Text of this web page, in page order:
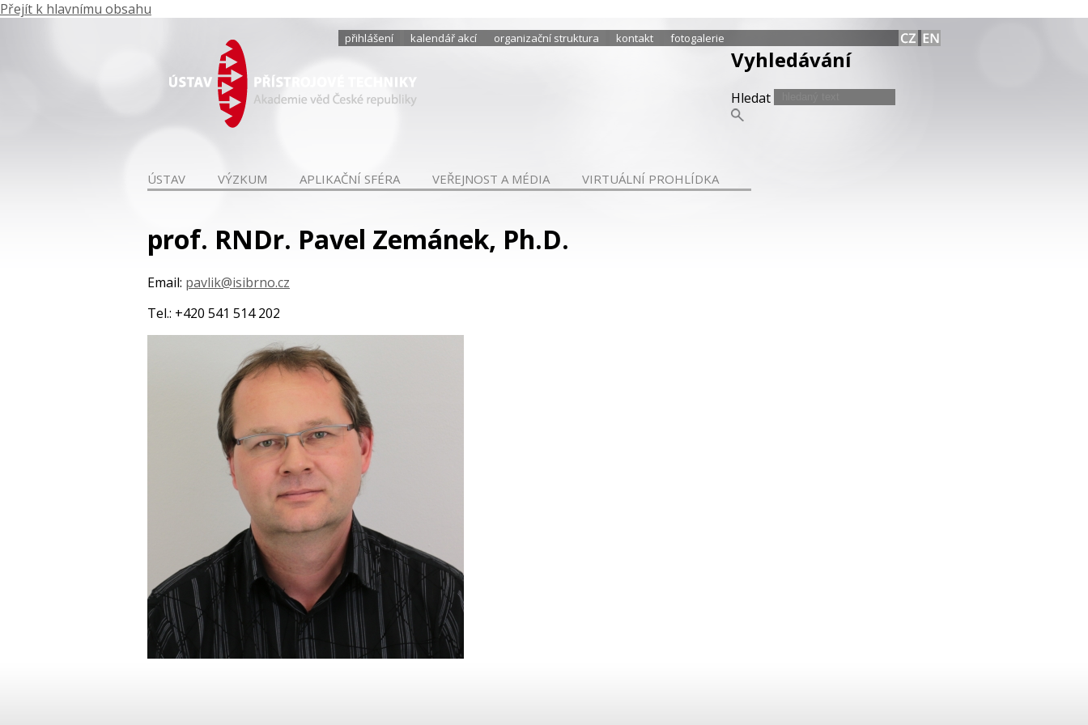
Přejít k hlavnímu obsahu
přihlášení kalendář akcí organizační struktura kontakt fotogalerie
Vyhledávání
Hledat
ÚSTAV VÝZKUM APLIKAČNÍ SFÉRA VEŘEJNOST A MÉDIA VIRTUÁLNÍ PROHLÍDKA
prof. RNDr. Pavel Zemánek, Ph.D.
Email: pavlik@isibrno.cz
Tel.: +420 541 514 202